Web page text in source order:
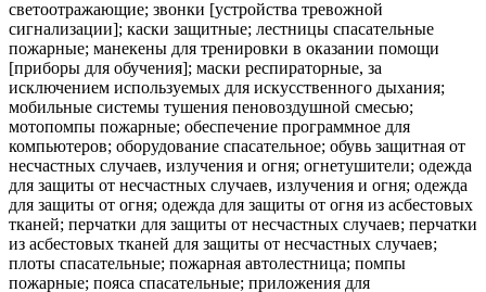
светоотражающие; звонки [устройства тревожной
сигнализации]; каски защитные; лестницы спасательные
пожарные; манекены для тренировки в оказании помощи
[приборы для обучения]; маски респираторные, за
исключением используемых для искусственного дыхания;
мобильные системы тушения пеновоздушной смесью;
мотопомпы пожарные; обеспечение программное для
компьютеров; оборудование спасательное; обувь защитная от
несчастных случаев, излучения и огня; огнетушители; одежда
для защиты от несчастных случаев, излучения и огня; одежда
для защиты от огня; одежда для защиты от огня из асбестовых
тканей; перчатки для защиты от несчастных случаев; перчатки
из асбестовых тканей для защиты от несчастных случаев;
плоты спасательные; пожарная автолестница; помпы
пожарные; пояса спасательные; приложения для